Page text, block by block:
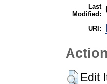
Last
Modified:
URI:
Edit